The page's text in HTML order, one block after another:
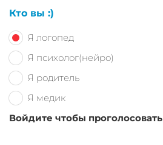
Кто вы :)
Я логопед
Я психолог(нейро)
Я родитель
Я медик
Войдите чтобы проголосовать